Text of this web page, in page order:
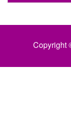
Copyright